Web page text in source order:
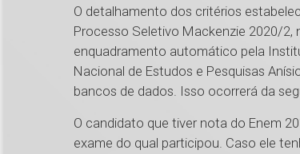
O detalhamento dos critérios
Processo Seletivo Mackenzie 2020/2,
enquadramento automático pela
Nacional de Estudos e Pesquisas
bancos de dados. Isso ocorrerá da
O candidato que tiver nota do Enem
exame do qual participou. Caso ele